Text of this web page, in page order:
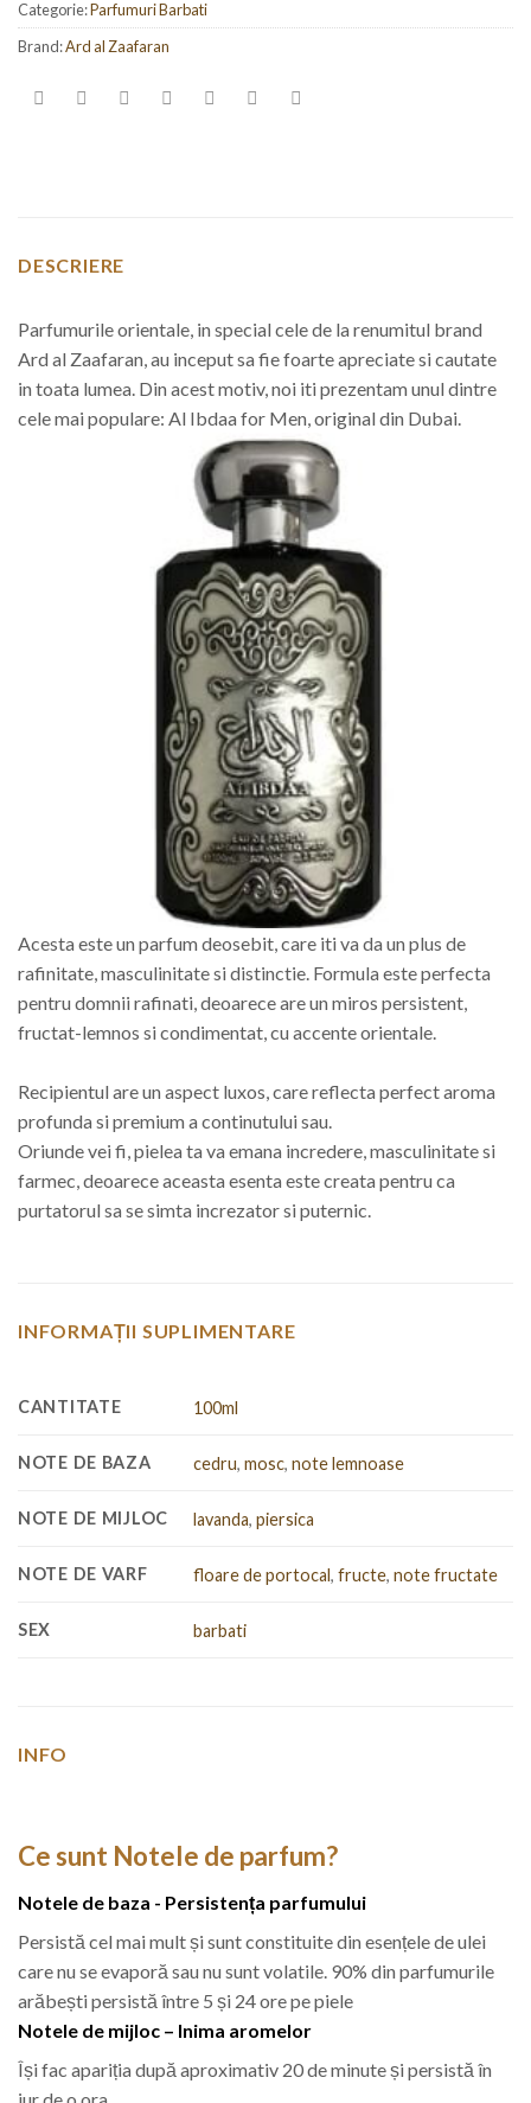
Categorie:Parfumuri Barbati
Brand:Ard al Zaafaran
DESCRIERE
Parfumurile orientale, in special cele de la renumitul brand
Ard al Zaafaran, au inceput sa fie foarte apreciate si cautate
in toata lumea. Din acest motiv, noi iti prezentam unul dintre
cele mai populare: Al Ibdaa for Men, original din Dubai.
Acesta este un parfum deosebit, care iti va da un plus de
rafinitate, masculinitate si distinctie. Formula este perfecta
pentru domnii rafinati, deoarece are un miros persistent,
fructat-lemnos si condimentat, cu accente orientale.
Recipientul are un aspect luxos, care reflecta perfect aroma
profunda si premium a continutului sau.
Oriunde vei fi, pielea ta va emana incredere, masculinitate si
farmec, deoarece aceasta esenta este creata pentru ca
purtatorul sa se simta increzator si puternic.
INFORMAȚII SUPLIMENTARE
CANTITATE 100ml
NOTE DE BAZA cedru,mosc,note lemnoase
NOTE DE MIJLOC lavanda,piersica
NOTE DE VARF floare de portocal,fructe,note fructate
SEX barbati
INFO
Ce sunt Notele de parfum?
Notele de baza - Persistența parfumului
Persistă cel mai mult și sunt constituite din esențele de ulei
care nu se evaporă sau nu sunt volatile. 90% din parfumurile
arăbești persistă între 5 și 24 ore pe piele
Notele de mijloc – Inima aromelor
Își fac apariția după aproximativ 20 de minute și persistă în
jur de o ora